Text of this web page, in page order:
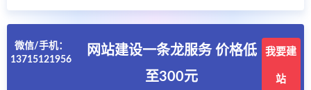
微信/手机：
13715121956
网站建设一条龙服务 价格低
至300元
我要建
站